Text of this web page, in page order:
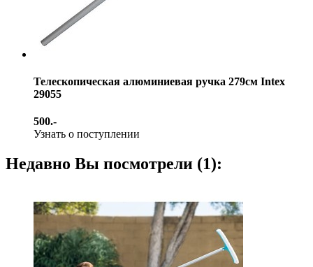
Телескопическая алюминиевая ручка 279см Intex
29055
500.-
Узнать о поступлении
Недавно Вы посмотрели (1):